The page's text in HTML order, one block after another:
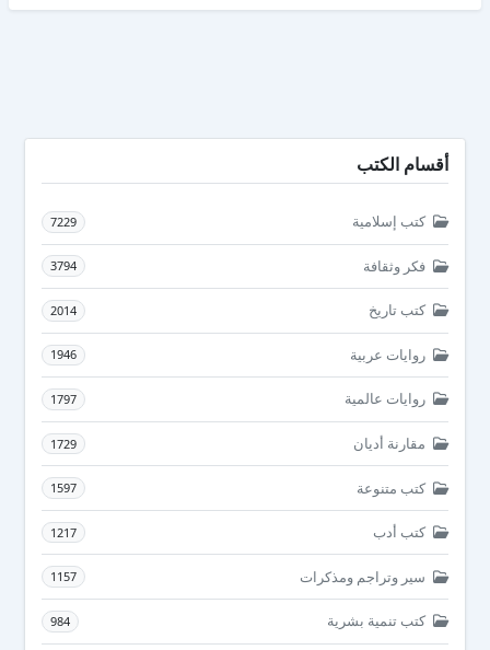
أقسام الكتب
كتب إسلامية 7229
فكر وثقافة 3794
كتب تاريخ 2014
روايات عربية 1946
روايات عالمية 1797
مقارنة أديان 1729
كتب متنوعة 1597
كتب أدب 1217
سير وتراجم ومذكرات 1157
كتب تنمية بشرية 984